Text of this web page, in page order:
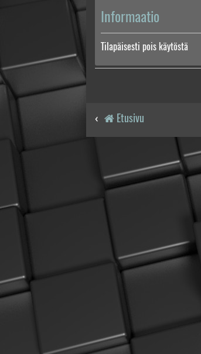
Informaatio
Tilapäisesti pois käytöstä
Etusivu